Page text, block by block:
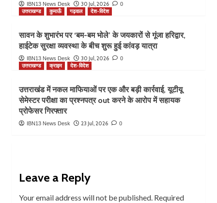
IBN13 News Desk 30 Jul, 2026 0
उत्तराखण्ड कुमाऊँ गढ़वाल देश-विदेश
सावन के शुभारंभ पर ‘बम-बम भोले’ के जयकारों से गूंजा हरिद्वार,
हाईटेक सुरक्षा व्यवस्था के बीच शुरू हुई कांवड़ यात्रा
IBN13 News Desk 30 Jul, 2026 0
उत्तराखण्ड क्राइम देश-विदेश
उत्तराखंड में नकल माफियाओं पर एक और बड़ी कार्रवाई, यूटीयू
सेमेस्टर परीक्षा का प्रश्नपत्र out करने के आरोप में सहायक
प्रोफेसर गिरफ्तार
IBN13 News Desk 23 Jul, 2026 0
Leave a Reply
Your email address will not be published. Required